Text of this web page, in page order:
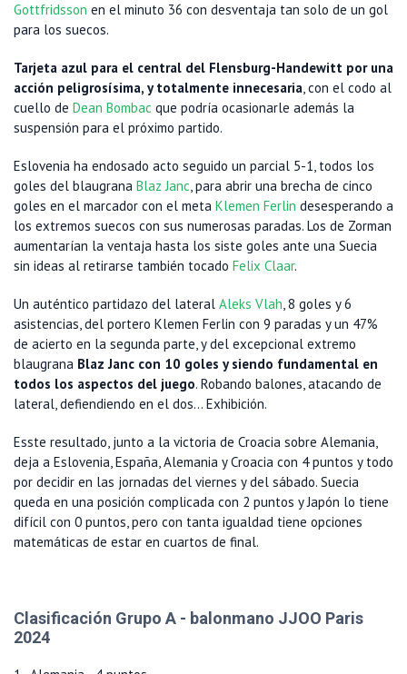
Gottfridsson en el minuto 36 con desventaja tan solo de un gol
para los suecos.
Tarjeta azul para el central del Flensburg-Handewitt por una
acción peligrosísima, y totalmente innecesaria, con el codo al
cuello de Dean Bombac que podría ocasionarle además la
suspensión para el próximo partido.
Eslovenia ha endosado acto seguido un parcial 5-1, todos los
goles del blaugrana Blaz Janc, para abrir una brecha de cinco
goles en el marcador con el meta Klemen Ferlin desesperando a
los extremos suecos con sus numerosas paradas. Los de Zorman
aumentarían la ventaja hasta los siste goles ante una Suecia
sin ideas al retirarse también tocado Felix Claar.
Un auténtico partidazo del lateral Aleks Vlah, 8 goles y 6
asistencias, del portero Klemen Ferlin con 9 paradas y un 47%
de acierto en la segunda parte, y del excepcional extremo
blaugrana Blaz Janc con 10 goles y siendo fundamental en
todos los aspectos del juego. Robando balones, atacando de
lateral, defiendiendo en el dos... Exhibición.
Esste resultado, junto a la victoria de Croacia sobre Alemania,
deja a Eslovenia, España, Alemania y Croacia con 4 puntos y todo
por decidir en las jornadas del viernes y del sábado. Suecia
queda en una posición complicada con 2 puntos y Japón lo tiene
difícil con 0 puntos, pero con tanta igualdad tiene opciones
matemáticas de estar en cuartos de final.
Clasificación Grupo A - balonmano JJOO Paris
2024